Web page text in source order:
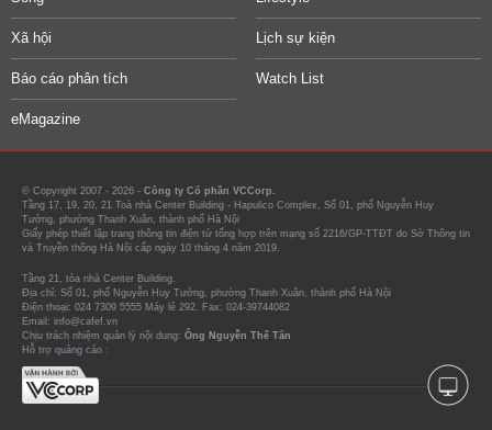
Xã hội Lịch sự kiện
Báo cáo phân tích Watch List
eMagazine
© Copyright 2007 - 2026 - Công ty Cổ phần VCCorp.
Tầng 17, 19, 20, 21 Toà nhà Center Building - Hapulico Complex, Số 01, phố Nguyễn Huy
Tưởng, phường Thanh Xuân, thành phố Hà Nội
Giấy phép thiết lập trang thông tin điện tử tổng hợp trên mạng số 2216/GP-TTĐT do Sở Thông tin
và Truyền thông Hà Nội cấp ngày 10 tháng 4 năm 2019.
Tầng 21, tòa nhà Center Building.
Địa chỉ: Số 01, phố Nguyễn Huy Tưởng, phường Thanh Xuân, thành phố Hà Nội
Điện thoại: 024 7309 5555 Máy lẻ 292. Fax: 024-39744082
Email: info@cafef.vn
Chịu trách nhiệm quản lý nội dung: Ông Nguyễn Thế Tân
Hỗ trợ quảng cáo :